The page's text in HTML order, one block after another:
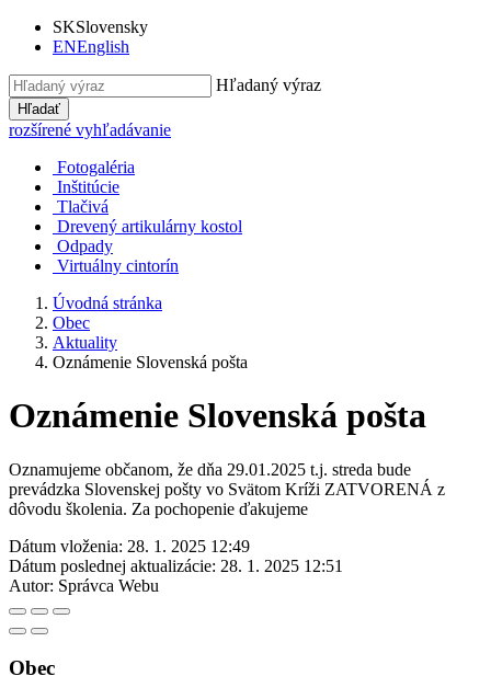
SKSlovensky
ENEnglish
Hľadaný výraz
Hľadať
rozšírené vyhľadávanie
Fotogaléria
Inštitúcie
Tlačivá
Drevený artikulárny kostol
Odpady
Virtuálny cintorín
Úvodná stránka
Obec
Aktuality
Oznámenie Slovenská pošta
Oznámenie Slovenská pošta
Oznamujeme občanom, že dňa 29.01.2025 t.j. streda bude
prevádzka Slovenskej pošty vo Svätom Kríži ZATVORENÁ z
dôvodu školenia. Za pochopenie ďakujeme
Dátum vloženia: 28. 1. 2025 12:49
Dátum poslednej aktualizácie: 28. 1. 2025 12:51
Autor: Správca Webu
Obec